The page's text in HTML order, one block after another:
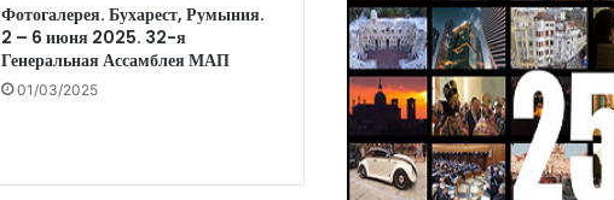
Фотогалерея. Бухарест, Румыния.
2 – 6 июня 2025. 32-я
Генеральная Ассамблея МАП
01/03/2025